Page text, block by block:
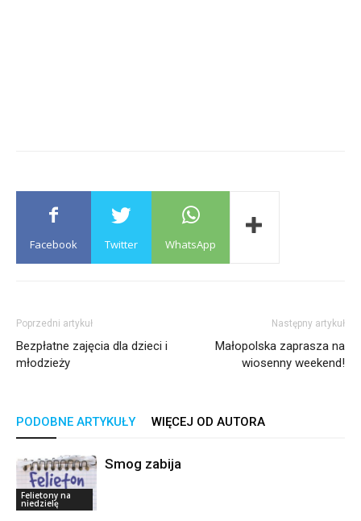
Facebook Twitter WhatsApp
Poprzedni artykuł
Bezpłatne zajęcia dla dzieci i
młodzieży
Następny artykuł
Małopolska zaprasza na
wiosenny weekend!
PODOBNE ARTYKUŁY WIĘCEJ OD AUTORA
Felietony na
niedzielę
Smog zabija